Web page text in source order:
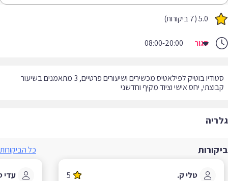
5.0 (7 ביקורות)
סגור 08:00-20:00
סטודיו בוטיק לפילאטיס מכשירים ושיעורים פרטיים, 3 מתאמנים בשיעור
יחס אישי וציוד מקיף וחדשני
כל הביקורות
טלי ק.
5
עדי ט.